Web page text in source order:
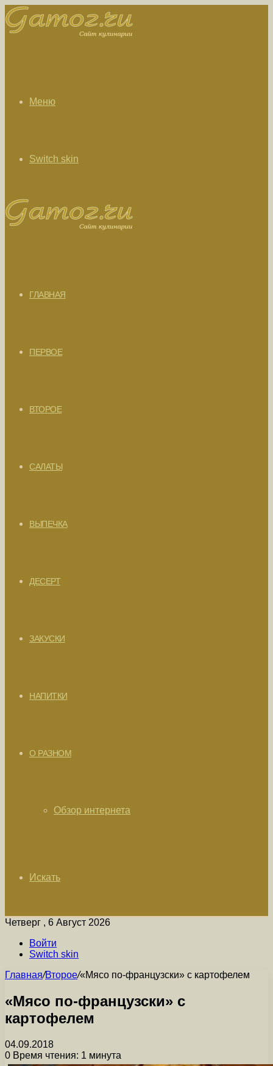
Меню
Switch skin
ГЛАВНАЯ
ПЕРВОЕ
ВТОРОЕ
САЛАТЫ
ВЫПЕЧКА
ДЕСЕРТ
ЗАКУСКИ
НАПИТКИ
О РАЗНОМ
Обзор интернета
Искать
Четверг , 6 Август 2026
Войти
Switch skin
Главная/Второе/«Мясо по-французски» с картофелем
«Мясо по-французски» с
картофелем
04.09.2018
0 Время чтения: 1 минута